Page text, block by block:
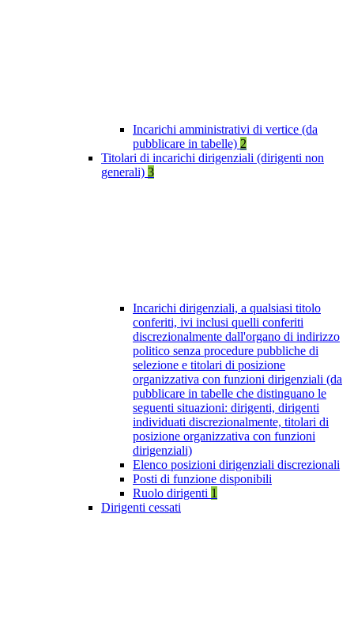
Incarichi amministrativi di vertice (da
pubblicare in tabelle) 2
Titolari di incarichi dirigenziali (dirigenti non
generali) 3
Incarichi dirigenziali, a qualsiasi titolo
conferiti, ivi inclusi quelli conferiti
discrezionalmente dall'organo di indirizzo
politico senza procedure pubbliche di
selezione e titolari di posizione
organizzativa con funzioni dirigenziali (da
pubblicare in tabelle che distinguano le
seguenti situazioni: dirigenti, dirigenti
individuati discrezionalmente, titolari di
posizione organizzativa con funzioni
dirigenziali)
Elenco posizioni dirigenziali discrezionali
Posti di funzione disponibili
Ruolo dirigenti 1
Dirigenti cessati